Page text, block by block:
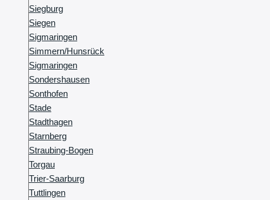
Siegburg
Siegen
Sigmaringen
Simmern/Hunsrück
Sigmaringen
Sondershausen
Sonthofen
Stade
Stadthagen
Starnberg
Straubing-Bogen
Torgau
Trier-Saarburg
Tuttlingen